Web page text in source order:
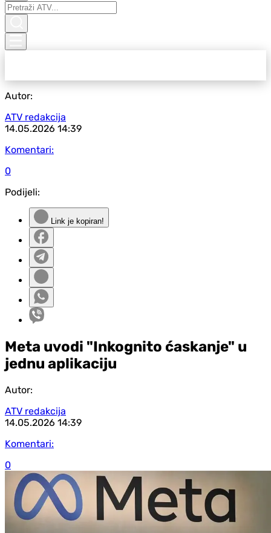
Autor:
ATV redakcija
14.05.2026 14:39
Komentari:
0
Podijeli:
Link je kopiran!
Meta uvodi "Inkognito ćaskanje" u
jednu aplikaciju
Autor:
ATV redakcija
14.05.2026 14:39
Komentari:
0